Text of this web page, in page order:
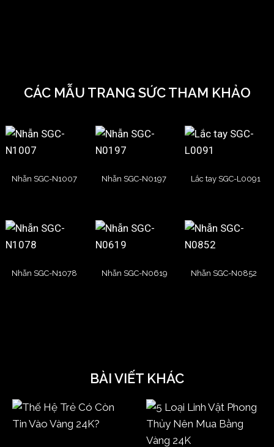
CÁC MẪU TRANG SỨC THAM KHẢO
Nhẫn SGC-N1007 Nhẫn SGC-N0197 Lắc tay SGC-L0091
Nhẫn SGC-N1078 Nhẫn SGC-N0619 Nhẫn SGC-N0852
BÀI VIẾT KHÁC